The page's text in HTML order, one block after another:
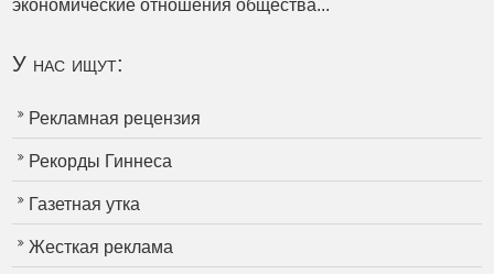
экономические отношения общества...
У нас ищут:
Рекламная рецензия
Рекорды Гиннеса
Газетная утка
Жесткая реклама